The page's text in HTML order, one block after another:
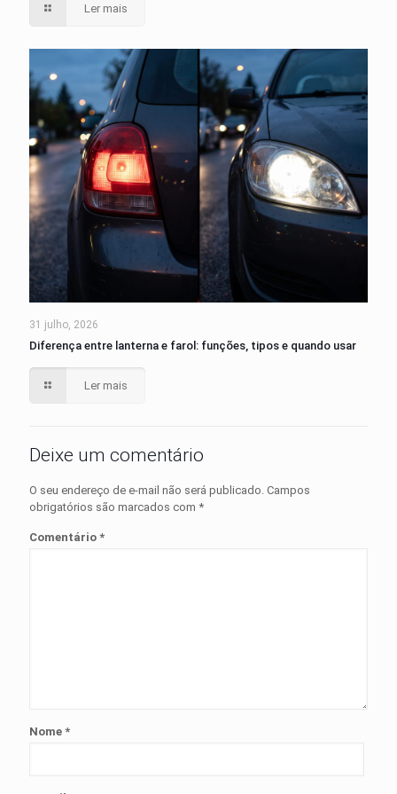
Ler mais
31 julho, 2026
Diferença entre lanterna e farol: funções, tipos e quando usar
Ler mais
Deixe um comentário
O seu endereço de e-mail não será publicado. Campos
obrigatórios são marcados com *
Comentário *
Nome *